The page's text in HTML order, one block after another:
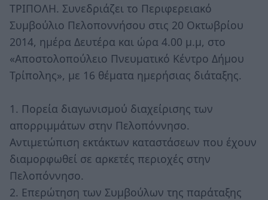
ΤΡΙΠΟΛΗ. Συνεδριάζει το Περιφερειακό
Συμβούλιο Πελοποννήσου στις 20 Οκτωβρίου
2014, ημέρα Δευτέρα και ώρα 4.00 μ.μ, στο
«Αποστολοπούλειο Πνευματικό Κέντρο Δήμου
Τρίπολης», με 16 θέματα ημερήσιας διάταξης.
1. Πορεία διαγωνισμού διαχείρισης των
απορριμμάτων στην Πελοπόννησο.
Αντιμετώπιση εκτάκτων καταστάσεων που έχουν
διαμορφωθεί σε αρκετές περιοχές στην
Πελοπόννησο.
2. Επερώτηση των Συμβούλων της παράταξης